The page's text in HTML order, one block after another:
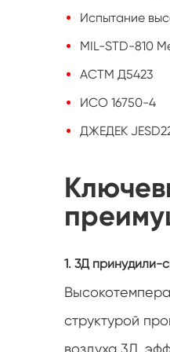
Испытание
MIL-STD-810
АСТМ Д5423
ИСО 16750-4
ДЖЕДЕК
1. 3Д принудили-
структурой
воздуха 3Д,